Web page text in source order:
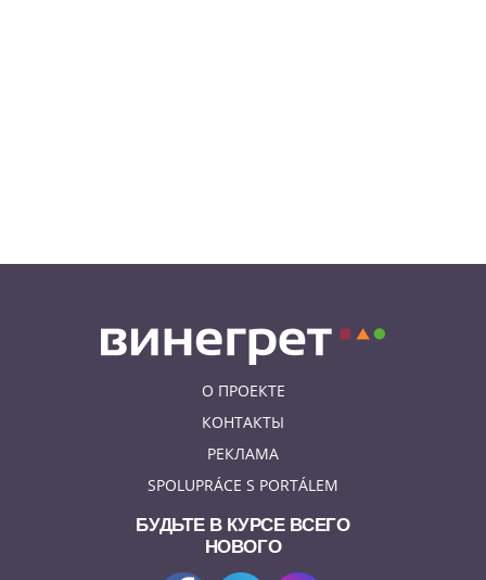
О ПРОЕКТЕ
КОНТАКТЫ
РЕКЛАМА
SPOLUPRÁCE S PORTÁLEM
БУДЬТЕ В КУРСЕ ВСЕГО
НОВОГО